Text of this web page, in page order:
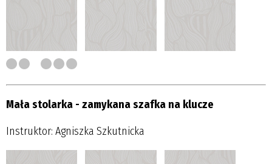
Mała stolarka - zamykana szafka na klucze
Instruktor: Agniszka Szkutnicka